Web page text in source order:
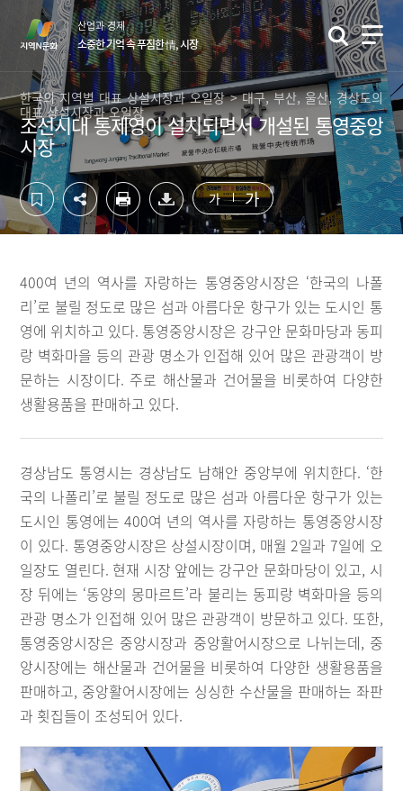
영
역
바
로
가
역
바
로
가
기
산업과 경제
소중한 기억 속 푸짐한 情, 시장
한국의 지역별 대표 상설시장과 오일장 > 대구, 부산, 울산, 경상도의
대표 상설시장과 오일장
조선시대 통제영이 설치되면서 개설된 통영중앙
시장
가 가
400여 년의 역사를 자랑하는 통영중앙시장은 ‘한국의 나폴
리’로 불릴 정도로 많은 섬과 아름다운 항구가 있는 도시인 통
영에 위치하고 있다. 통영중앙시장은 강구안 문화마당과 동피
랑 벽화마을 등의 관광 명소가 인접해 있어 많은 관광객이 방
문하는 시장이다. 주로 해산물과 건어물을 비롯하여 다양한
생활용품을 판매하고 있다.
경상남도 통영시는 경상남도 남해안 중앙부에 위치한다. ‘한
국의 나폴리’로 불릴 정도로 많은 섬과 아름다운 항구가 있는
도시인 통영에는 400여 년의 역사를 자랑하는 통영중앙시장
이 있다. 통영중앙시장은 상설시장이며, 매월 2일과 7일에 오
일장도 열린다. 현재 시장 앞에는 강구안 문화마당이 있고, 시
장 뒤에는 ‘동양의 몽마르트’라 불리는 동피랑 벽화마을 등의
관광 명소가 인접해 있어 많은 관광객이 방문하고 있다. 또한,
통영중앙시장은 중앙시장과 중앙활어시장으로 나뉘는데, 중
앙시장에는 해산물과 건어물을 비롯하여 다양한 생활용품을
판매하고, 중앙활어시장에는 싱싱한 수산물을 판매하는 좌판
과 횟집들이 조성되어 있다.